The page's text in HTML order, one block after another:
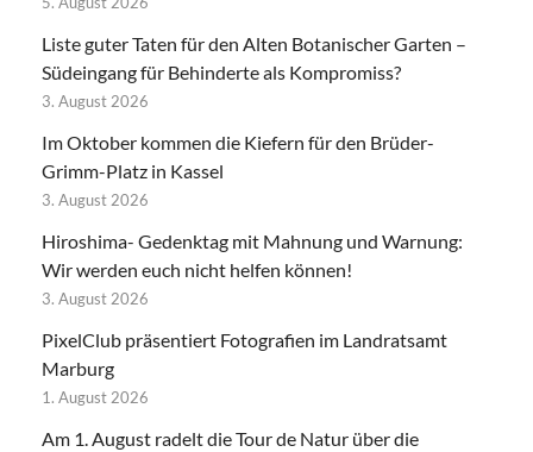
Liste guter Taten für den Alten Botanischer Garten –
Südeingang für Behinderte als Kompromiss?
3. August 2026
Im Oktober kommen die Kiefern für den Brüder-
Grimm-Platz in Kassel
3. August 2026
Hiroshima- Gedenktag mit Mahnung und Warnung:
Wir werden euch nicht helfen können!
3. August 2026
PixelClub präsentiert Fotografien im Landratsamt
Marburg
1. August 2026
Am 1. August radelt die Tour de Natur über die